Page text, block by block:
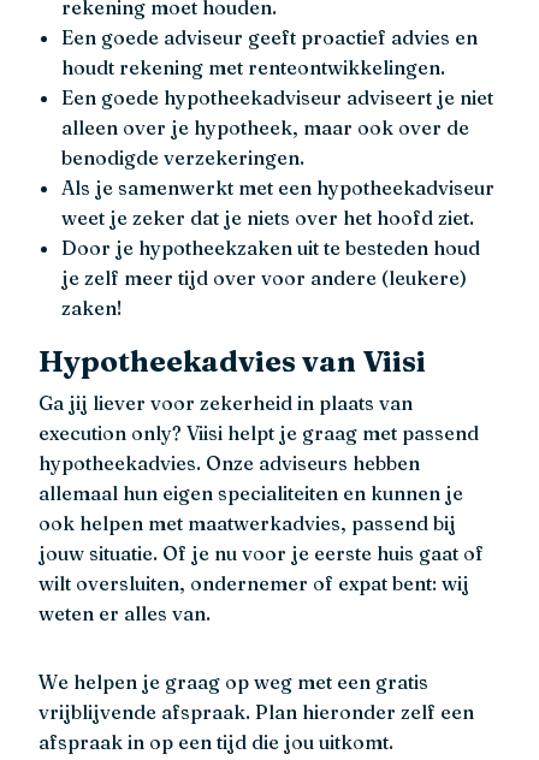
rekening moet houden.
Een goede adviseur geeft proactief advies en
houdt rekening met renteontwikkelingen.
Een goede hypotheekadviseur adviseert je niet
alleen over je hypotheek, maar ook over de
benodigde verzekeringen.
Als je samenwerkt met een hypotheekadviseur
weet je zeker dat je niets over het hoofd ziet.
Door je hypotheekzaken uit te besteden houd
je zelf meer tijd over voor andere (leukere)
zaken!
Hypotheekadvies van Viisi
Ga jij liever voor zekerheid in plaats van
execution only? Viisi helpt je graag met passend
hypotheekadvies. Onze adviseurs hebben
allemaal hun eigen specialiteiten en kunnen je
ook helpen met maatwerkadvies, passend bij
jouw situatie. Of je nu voor je eerste huis gaat of
wilt oversluiten, ondernemer of expat bent: wij
weten er alles van.
We helpen je graag op weg met een gratis
vrijblijvende afspraak. Plan hieronder zelf een
afspraak in op een tijd die jou uitkomt.